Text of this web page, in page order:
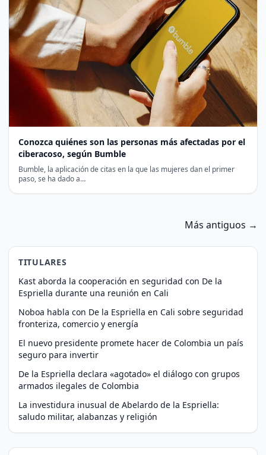
Conozca quiénes son las personas más afectadas por el
ciberacoso, según Bumble
Bumble, la aplicación de citas en la que las mujeres dan el primer
paso, se ha dado a…
Más antiguos →
TITULARES
Kast aborda la cooperación en seguridad con De la
Espriella durante una reunión en Cali
Noboa habla con De la Espriella en Cali sobre seguridad
fronteriza, comercio y energía
El nuevo presidente promete hacer de Colombia un país
seguro para invertir
De la Espriella declara «agotado» el diálogo con grupos
armados ilegales de Colombia
La investidura inusual de Abelardo de la Espriella:
saludo militar, alabanzas y religión